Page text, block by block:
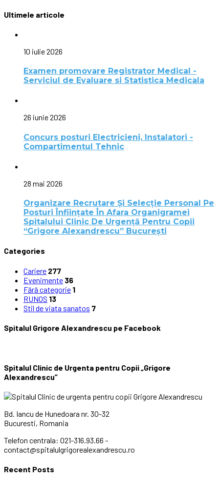
Ultimele articole
10 iulie 2026
Examen promovare Registrator Medical -
Serviciul de Evaluare si Statistica Medicala
26 iunie 2026
Concurs posturi Electricieni, Instalatori -
Compartimentul Tehnic
28 mai 2026
Organizare Recrutare Și Selecție Personal Pe
Posturi Înființate În Afara Organigramei
Spitalului Clinic De Urgență Pentru Copii
“Grigore Alexandrescu” Bucureşti
Categories
Cariere 277
Evenimente 36
Fără categorie 1
RUNOS 13
Stil de viata sanatos 7
Spitalul Grigore Alexandrescu pe Facebook
Spitalul Clinic de Urgenta pentru Copii „Grigore
Alexandrescu”
Bd. Iancu de Hunedoara nr. 30-32
Bucuresti, Romania
Telefon centrala: 021-316.93.66 -
contact@spitalulgrigorealexandrescu.ro
Recent Posts